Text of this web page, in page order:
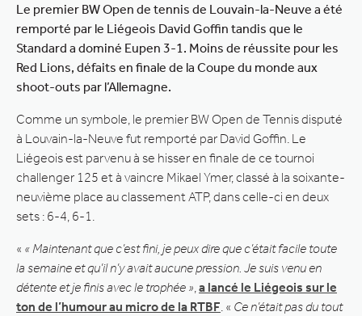
Le premier BW Open de tennis de Louvain-la-Neuve a été
remporté par le Liégeois David Goffin tandis que le
Standard a dominé Eupen 3-1. Moins de réussite pour les
Red Lions, défaits en finale de la Coupe du monde aux
shoot-outs par l’Allemagne.
Comme un symbole, le premier BW Open de Tennis disputé
à Louvain-la-Neuve fut remporté par David Goffin. Le
Liégeois est parvenu à se hisser en finale de ce tournoi
challenger 125 et à vaincre Mikael Ymer, classé à la soixante-
neuvième place au classement ATP, dans celle-ci en deux
sets : 6-4, 6-1.
« « Maintenant que c’est fini, je peux dire que c’était facile toute
la semaine et qu’il n’y avait aucune pression. Je suis venu en
détente et je finis avec le trophée » a lancé le Liégeois sur le
ton de l’humour au micro de la RTBF . « Ce n’était pas du tout